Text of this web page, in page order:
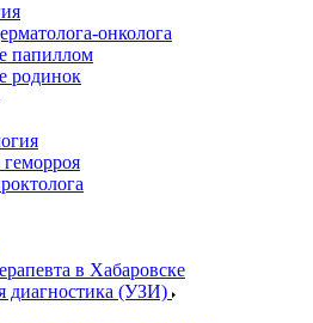
онколога
папиллом
родинок
в Хабаровске
диагностика (УЗИ)